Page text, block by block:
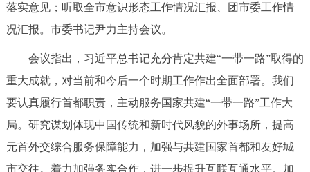
个人服务 法人服务
中介服务 阳光政务
政民互动
落实意见；听取全市意识形态工作情况汇报、团市委工作情
况汇报。市委书记尹力主持会议。
会议指出，习近平总书记充分肯定共建“一带一路”取得的
重大成就，对当前和今后一个时期工作作出全面部署。我们
要认真履行首都职责，主动服务国家共建“一带一路”工作大
局。研究谋划体现中国传统和新时代风貌的外事场所，提高
元首外交综合服务保障能力，加强与共建国家首都和友好城
市交往。着力加强务实合作，进一步提升互联互通水平。加